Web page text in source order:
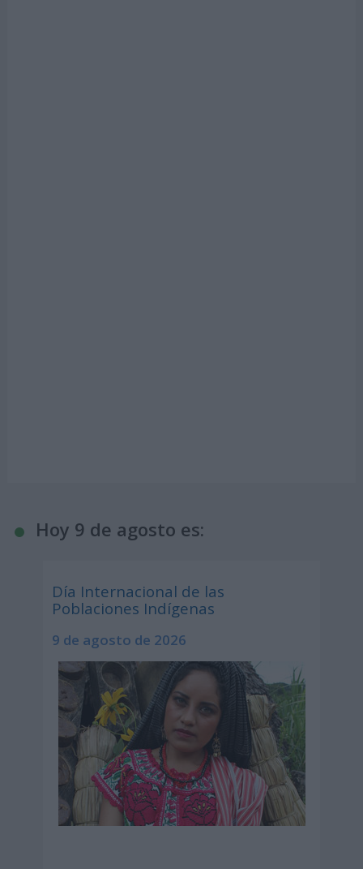
Hoy 9 de agosto es:
Día Internacional de las
Poblaciones Indígenas
9 de agosto de 2026